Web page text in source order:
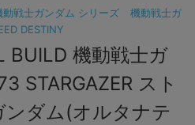
動戦士ガンダム シリーズ
機動戦士ガ
DESTINY
BUILD 機動戦士ガ
STARGAZER スト
ダム(オルタナテ